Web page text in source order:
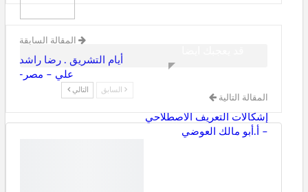
المقالة السابقة
أيام التشريق . رضا راشد
علي – مصر-
المقالة التالية
إشكالات التعريف الاصطلاحي
– أ.أبو مالك العوضي
السابق التالي